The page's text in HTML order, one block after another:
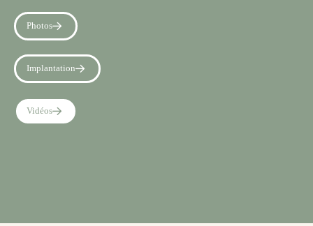
Photos
Implantation
Vidéos